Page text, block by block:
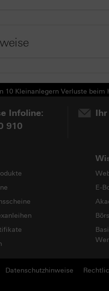
10 Kleinanlegern Verluste
Infoline:
910
E-
Datenschutzhinweise